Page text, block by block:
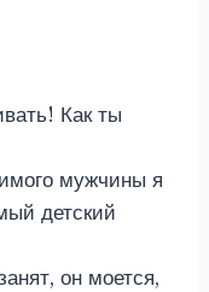
Как ты
мужчины я
детский
он моется,